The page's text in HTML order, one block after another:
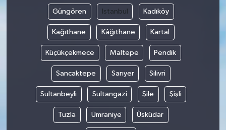
Güngören Istanbul Kadıköy
Kağıthane Kâğıthane Kartal
Küçükçekmece Maltepe Pendik
Sancaktepe Sarıyer Silivri
Sultanbeyli Sultangazi Şile Şişli
Tuzla Ümraniye Üsküdar